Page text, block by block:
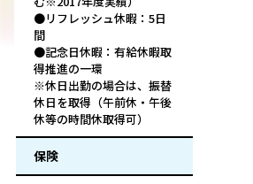
●リフレッシュ休暇：5日
間
●記念日休暇：有給休暇取
得推進の一環
※休日出勤の場合は、振替
休日を取得（午前休・午後
休等の時間休取得可）
保険